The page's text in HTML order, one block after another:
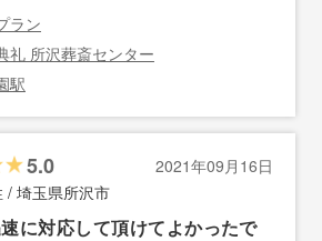
ラン
礼 所沢葬斎センター
駅
5.0
2021年09月16日
/埼玉県所沢市
に対応して頂けてよかったで